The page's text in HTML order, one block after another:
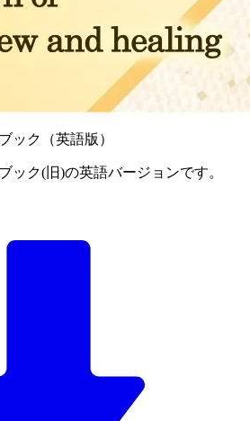
ック（英語版）
ック(旧)の英語バージョンです。